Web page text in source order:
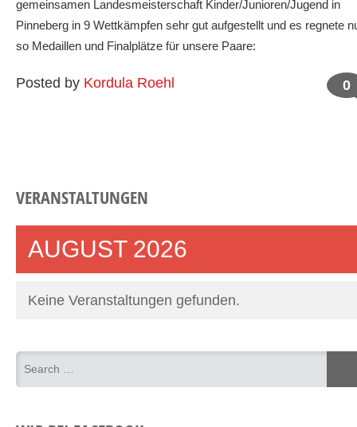
gemeinsamen Landesmeisterschaft Kinder/Junioren/Jugend in
Pinneberg in 9 Wettkämpfen sehr gut aufgestellt und es regnete
so Medaillen und Finalplätze für unsere Paare:
Posted by Kordula Roehl 0
VERANSTALTUNGEN
AUGUST 2026
Keine Veranstaltungen gefunden.